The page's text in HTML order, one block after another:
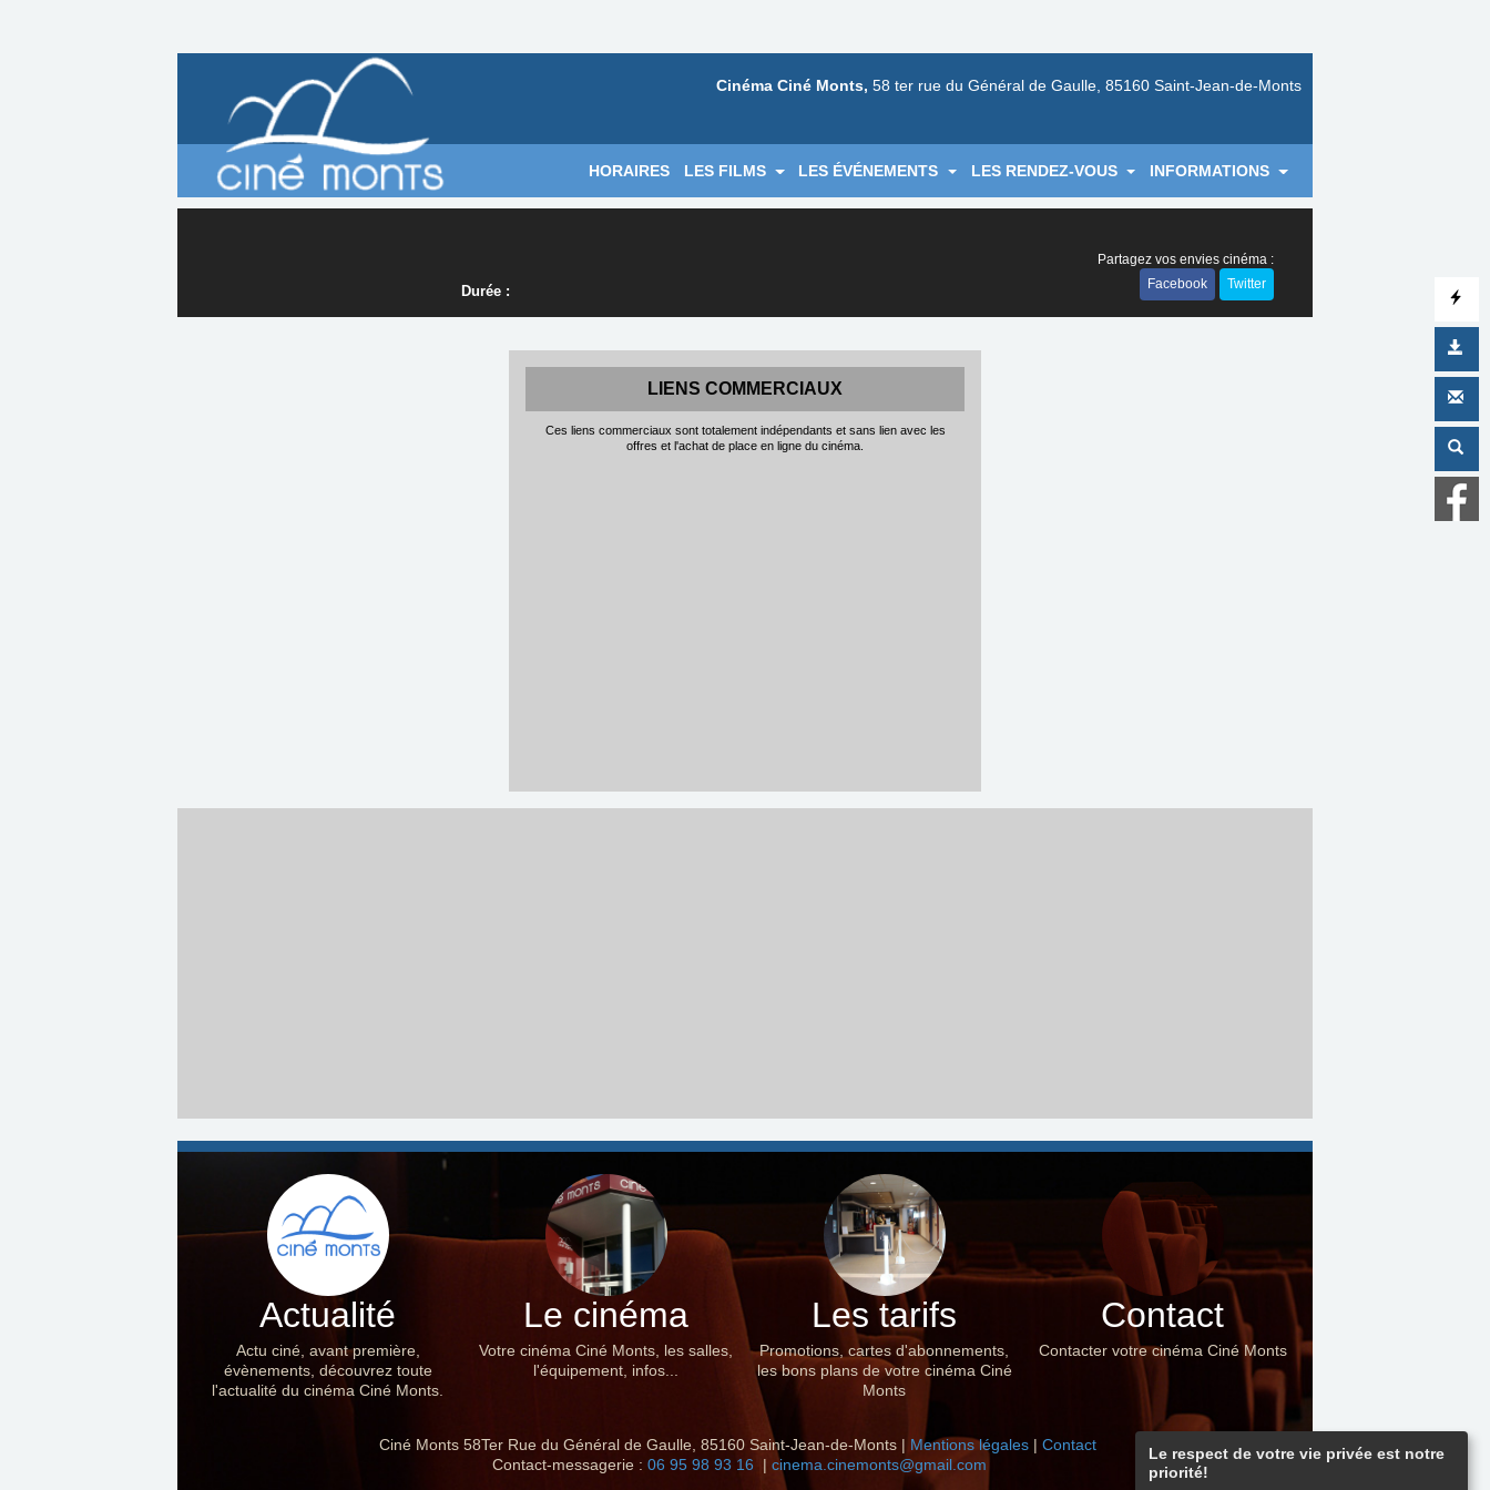
Le respect de votre vie privée est notre
priorité!
HORAIRES LES FILMS LES ÉVÉNEMENTS LES RENDEZ-VOUS INFORMATIONS
Cinéma Ciné Monts, 58 ter rue du Général de Gaulle, 85160 Saint-Jean-de-Monts
Durée :
Partagez vos envies cinéma :
Facebook
Twitter
LIENS COMMERCIAUX
Ces liens commerciaux sont totalement indépendants et sans lien avec les
offres et l'achat de place en ligne du cinéma.
Actualité
Actu ciné, avant première,
évènements, découvrez toute
l'actualité du cinéma Ciné Monts.
Le cinéma
Votre cinéma Ciné Monts, les salles,
l'équipement, infos...
Les tarifs
Promotions, cartes d'abonnements,
les bons plans de votre cinéma Ciné
Monts
Contact
Contacter votre cinéma Ciné Monts
Ciné Monts 58Ter Rue du Général de Gaulle, 85160 Saint-Jean-de-Monts | Mentions légales| Contact
Contact-messagerie : 06 95 98 93 16 | cinema.cinemonts@gmail.com